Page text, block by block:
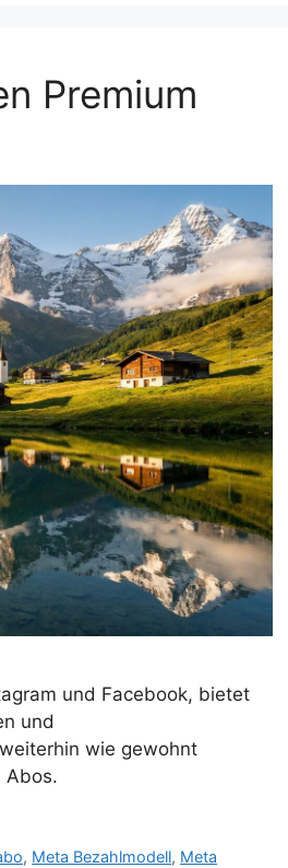
Premium
und Facebook, bietet
und
wie gewohnt
Abos.
, Meta Bezahlmodell, Meta